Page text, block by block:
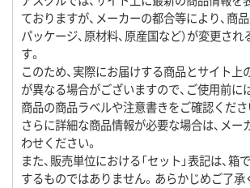
ておりますが、メーカーの都合等により、商品
パッケージ、原材料、原産国など）が変更さ
す。
このため、実際にお届けする商品とサイト上
が異なる場合がございますので、ご使用前に
商品の商品ラベルや注意書きをご確認くださ
さらに詳細な商品情報が必要な場合は、メー
わせください。
また、販売単位における「セット」表記は、
するものではありません。あらかじめご了承